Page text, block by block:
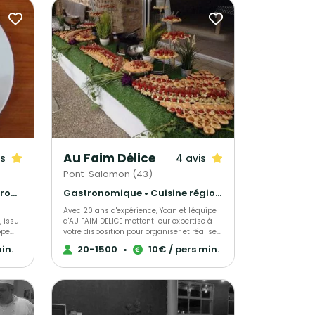
Barbecue et grillades • Gastronomique • Cuisine régionale
issu
Au Faim Délice 4 avis
Pont-Salomon (43)
Gastronomique • Cuisine régionale • Français Traditionnel
Avec 20 ans d'expérience, Yoan et l'équipe
d'AU FAIM DELICE mettent leur expertise à
votre disposition pour organiser et réaliser
vos événements privés ou professionnels.
Mariage, anniversaire, séminaire ou toute
l'organisation de mariages, propose une
cuisine de qualité élaborée à partir de
20-1500 • 10€ / pers min.